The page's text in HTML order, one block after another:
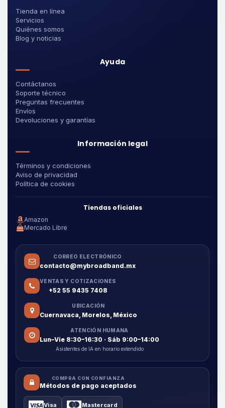
Tienda en línea
Servicios
Quiénes somos
Blog y noticias
Ayuda
Contáctanos
Soporte técnico
Preguntas frecuentes
Envíos
Devoluciones y garantías
Información legal
Términos y condiciones
Aviso de privacidad
Política de cookies
Tiendas oficiales
Amazon
Mercado Libre
CORREO ELECTRÓNICO
contacto@mybroadband.mx
VENTAS Y COTIZACIONES
+52 55 9435 7408
UBICACIÓN
Cuernavaca, Morelos, México
ATENCIÓN HUMANA
Lun–Vie 8:30–16:30 · Sáb 9:00–14:00
Asistentes de IA en horario extendido
COMPRA CON CONFIANZA
Métodos de pago aceptados
Visa Mastercard